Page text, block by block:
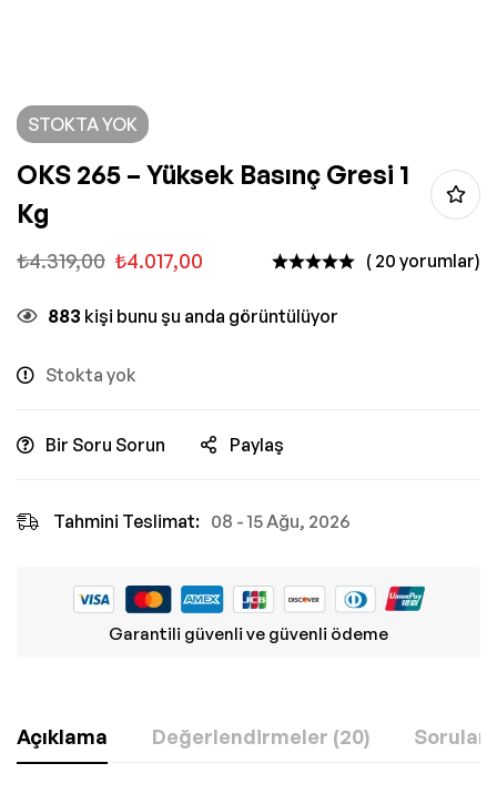
STOKTA YOK
OKS 265 – Yüksek Basınç Gresi 1
Kg
₺4.319,00 ₺4.017,00 ( 20 yorumlar)
883 kişi bunu şu anda görüntülüyor
Stokta yok
Bir Soru Sorun Paylaş
Tahmini Teslimat: 08 - 15 Ağu, 2026
Garantili güvenli ve güvenli ödeme
Açıklama Değerlendirmeler (20) Sorular